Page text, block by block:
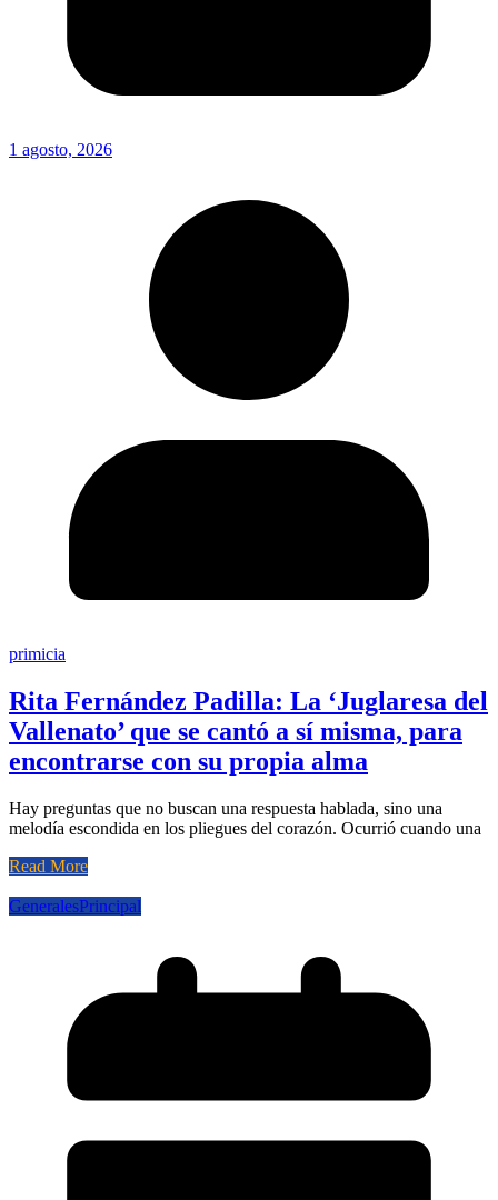
1 agosto, 2026
primicia
Rita Fernández Padilla: La ‘Juglaresa del
Vallenato’ que se cantó a sí misma, para
encontrarse con su propia alma
Hay preguntas que no buscan una respuesta hablada, sino una
melodía escondida en los pliegues del corazón. Ocurrió cuando una
Read More
GeneralesPrincipal